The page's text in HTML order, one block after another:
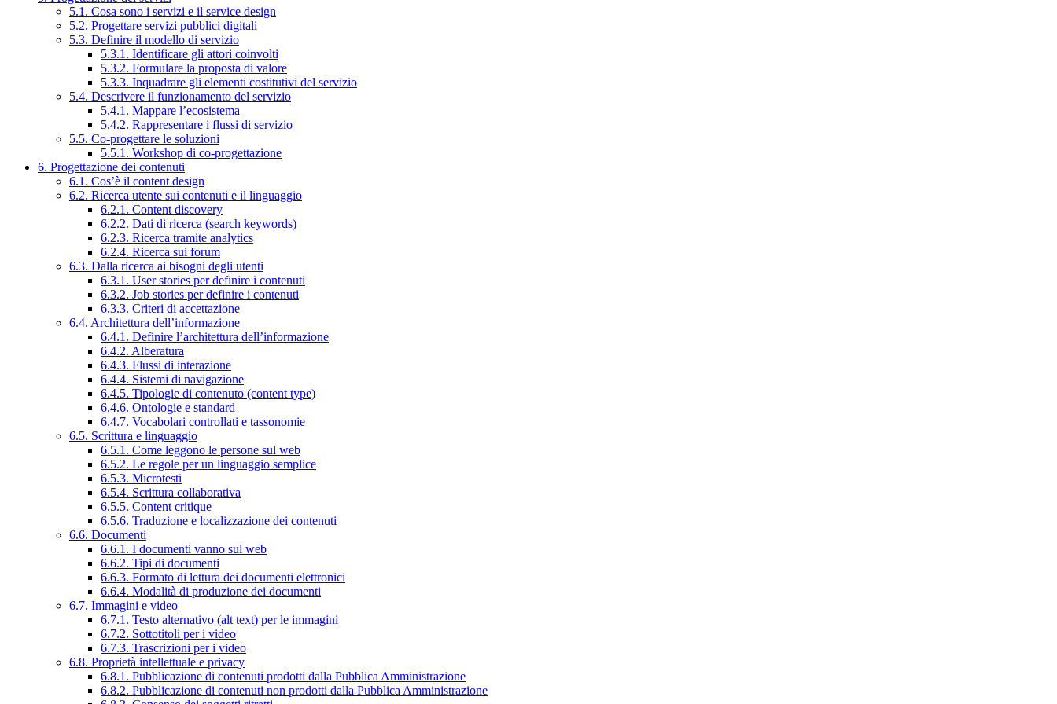
5.1. Cosa sono i servizi e il service design
5.2. Progettare servizi pubblici digitali
5.3. Definire il modello di servizio
5.3.1. Identificare gli attori coinvolti
5.3.2. Formulare la proposta di valore
5.3.3. Inquadrare gli elementi costitutivi del servizio
5.4. Descrivere il funzionamento del servizio
5.4.1. Mappare l’ecosistema
5.4.2. Rappresentare i flussi di servizio
5.5. Co-progettare le soluzioni
5.5.1. Workshop di co-progettazione
6. Progettazione dei contenuti
6.1. Cos’è il content design
6.2. Ricerca utente sui contenuti e il linguaggio
6.2.1. Content discovery
6.2.2. Dati di ricerca (search keywords)
6.2.3. Ricerca tramite analytics
6.2.4. Ricerca sui forum
6.3. Dalla ricerca ai bisogni degli utenti
6.3.1. User stories per definire i contenuti
6.3.2. Job stories per definire i contenuti
6.3.3. Criteri di accettazione
6.4. Architettura dell’informazione
6.4.1. Definire l’architettura dell’informazione
6.4.2. Alberatura
6.4.3. Flussi di interazione
6.4.4. Sistemi di navigazione
6.4.5. Tipologie di contenuto (content type)
6.4.6. Ontologie e standard
6.4.7. Vocabolari controllati e tassonomie
6.5. Scrittura e linguaggio
6.5.1. Come leggono le persone sul web
6.5.2. Le regole per un linguaggio semplice
6.5.3. Microtesti
6.5.4. Scrittura collaborativa
6.5.5. Content critique
6.5.6. Traduzione e localizzazione dei contenuti
6.6. Documenti
6.6.1. I documenti vanno sul web
6.6.2. Tipi di documenti
6.6.3. Formato di lettura dei documenti elettronici
6.6.4. Modalità di produzione dei documenti
6.7. Immagini e video
6.7.1. Testo alternativo (alt text) per le immagini
6.7.2. Sottotitoli per i video
6.7.3. Trascrizioni per i video
6.8. Proprietà intellettuale e privacy
6.8.1. Pubblicazione di contenuti prodotti dalla Pubblica Amministrazione
6.8.2. Pubblicazione di contenuti non prodotti dalla Pubblica Amministrazione